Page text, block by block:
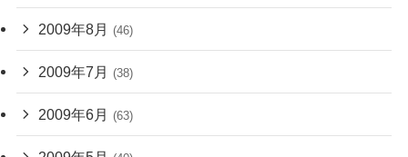
2009年8月 (46)
2009年7月 (38)
2009年6月 (63)